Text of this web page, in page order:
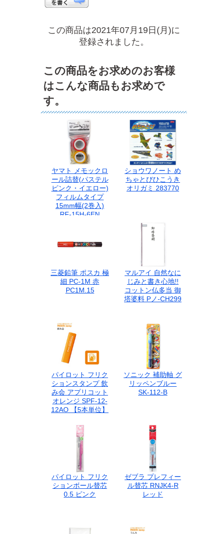
この商品は2021年07月19日(月)に
登録されました。
この商品をお求めのお客様
はこんな商品もお求めで
す。
ヤマト メモックロ
ール詰替(パステル
ピンク・イエロー)
フィルムタイプ
15mm幅(2巻入)
RF-15H-6EN
ショウワノート め
ちゃとびひこうき
オリガミ 283770
三菱鉛筆 ポスカ 極
細 PC-1M 赤
PC1M.15
マルアイ 自然なに
じみと書き心地!!
コットン仏多当 御
塔婆料 Pノ-CH299
パイロット フリク
ションスタンプ 飲
み会 アプリコット
オレンジ SPF-12-
12AO 【5本単位】
ソニック 補助軸 グ
リッペンブルー
SK-112-B
パイロット フリク
ションボール替芯
0.5 ピンク
ゼブラ プレフィー
ル替芯 RNJK4-R
レッド